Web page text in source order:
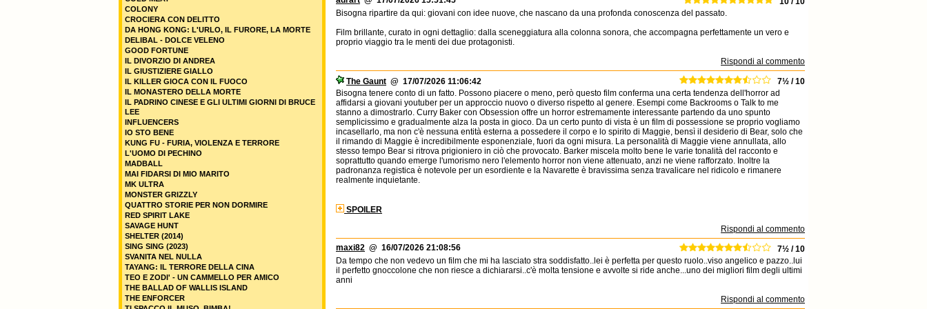
Bisogna ripartire da qui: giovani con idee nuove, che nascano da una profonda conoscenza del passato.
Film brillante, curato in ogni dettaglio: dalla sceneggiatura alla colonna sonora, che accompagna perfettamente un vero e
proprio viaggio tra le menti dei due protagonisti.
Rispondi al commento
The Gaunt @ 17/07/2026 11:06:42
7½ / 10
Bisogna tenere conto di un fatto. Possono piacere o meno, però questo film conferma una certa tendenza dell'horror ad
affidarsi a giovani youtuber per un approccio nuovo o diverso rispetto al genere. Esempi come Backrooms o Talk to me
stanno a dimostrarlo. Curry Baker con Obsession offre un horror estremamente interessante partendo da uno spunto
semplicissimo e gradualmente alza la posta in gioco. Da un certo punto di vista è un film di possessione se proprio vogliamo
incasellarlo, ma non c'è nessuna entità esterna a possedere il corpo e lo spirito di Maggie, bensì il desiderio di Bear, solo che
il rimando di Maggie è incredibilmente esponenziale, fuori da ogni misura. La personalità di Maggie viene annullata, allo
stesso tempo Bear si ritrova prigioniero in ciò che provocato. Barker miscela molto bene le varie tonalità del racconto e
soprattutto quando emerge l'umorismo nero l'elemento horror non viene attenuato, anzi ne viene rafforzato. Inoltre la
padronanza registica è notevole per un esordiente e la Navarette è bravissima senza travalicare nel ridicolo e rimanere
realmente inquietante.
SPOILER
Rispondi al commento
maxi82 @ 16/07/2026 21:08:56
7½ / 10
Da tempo che non vedevo un film che mi ha lasciato stra soddisfatto..lei è perfetta per questo ruolo..viso angelico e pazzo..lui
il perfetto gnoccolone che non riesce a dichiararsi..c'è molta tensione e avvolte si ride anche...uno dei migliori film degli ultimi
anni
Rispondi al commento
COLONY
CROCIERA CON DELITTO
DA HONG KONG: L'URLO, IL FURORE, LA MORTE
DELIBAL - DOLCE VELENO
GOOD FORTUNE
IL DIVORZIO DI ANDREA
IL GIUSTIZIERE GIALLO
IL KILLER GIOCA CON IL FUOCO
IL MONASTERO DELLA MORTE
IL PADRINO CINESE E GLI ULTIMI GIORNI DI BRUCE
LEE
INFLUENCERS
IO STO BENE
KUNG FU - FURIA, VIOLENZA E TERRORE
L'UOMO DI PECHINO
MADBALL
MAI FIDARSI DI MIO MARITO
MK ULTRA
MONSTER GRIZZLY
QUATTRO STORIE PER NON DORMIRE
RED SPIRIT LAKE
SAVAGE HUNT
SHELTER (2014)
SING SING (2023)
SVANITA NEL NULLA
TAYANG: IL TERRORE DELLA CINA
TEO E ZODI' - UN CAMMELLO PER AMICO
THE BALLAD OF WALLIS ISLAND
THE ENFORCER